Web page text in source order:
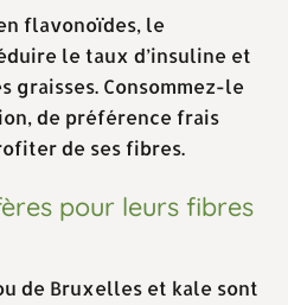
flavonoïdes, le
le taux d’insuline et
graisses. Consommez-le
de préférence frais
de ses fibres.
pour leurs fibres
de Bruxelles et kale sont